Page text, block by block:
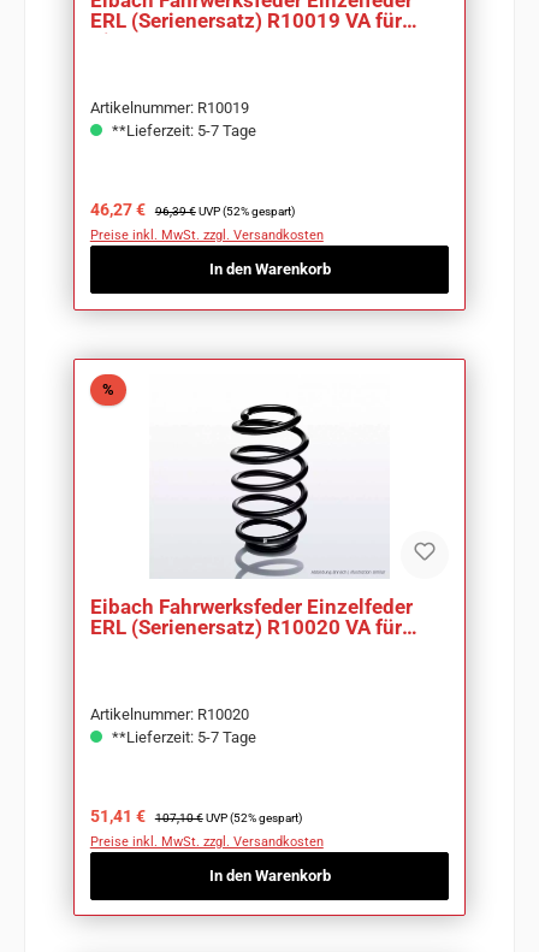
ERL (Serienersatz) R10019 VA für
Citroen C3 I
Artikelnummer: R10019
**Lieferzeit: 5-7 Tage
Verkaufspreis:
46,27 € Regulärer Preis:
96,39 € UVP (52% gespart)
Preise inkl. MwSt. zzgl. Versandkosten
In den Warenkorb
%Rabatt
Eibach Fahrwerksfeder Einzelfeder
ERL (Serienersatz) R10020 VA für
Artikelnummer: R10020
**Lieferzeit: 5-7 Tage
Verkaufspreis:
51,41 € Regulärer Preis:
107,10 € UVP (52% gespart)
Preise inkl. MwSt. zzgl. Versandkosten
In den Warenkorb